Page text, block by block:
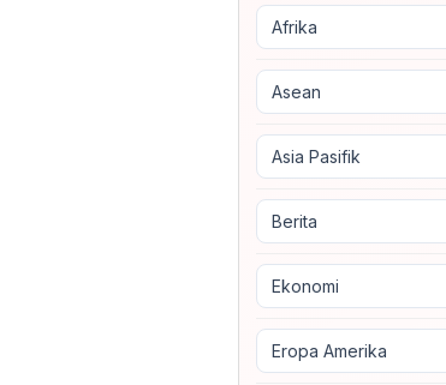
Afrika
Asean
Asia Pasifik
Berita
Ekonomi
Eropa Amerika